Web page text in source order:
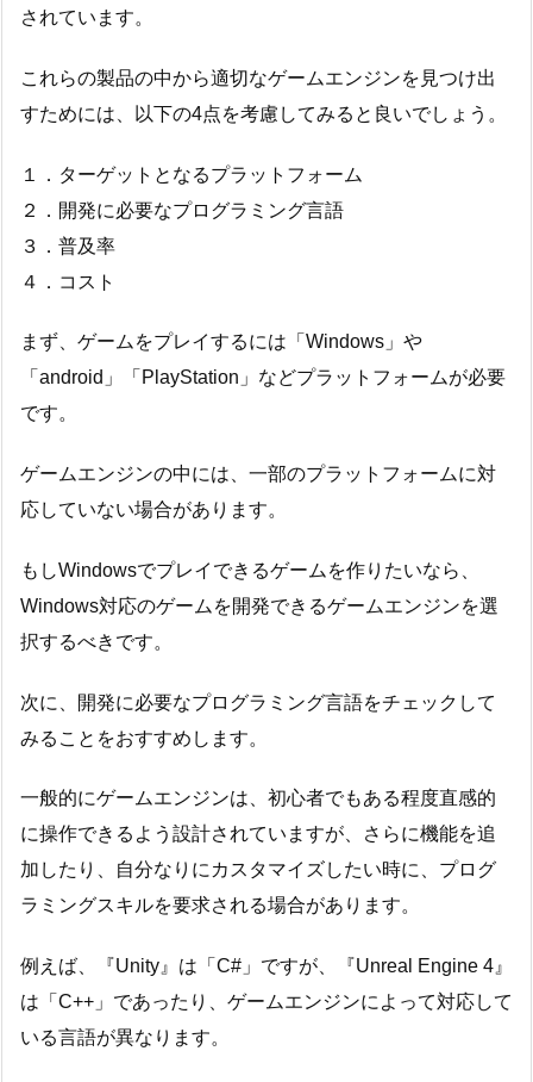
されています。
これらの製品の中から適切なゲームエンジンを見つけ出
すためには、以下の4点を考慮してみると良いでしょう。
１．ターゲットとなるプラットフォーム
２．開発に必要なプログラミング言語
３．普及率
４．コスト
まず、ゲームをプレイするには「Windows」や
「android」「PlayStation」などプラットフォームが必要
です。
ゲームエンジンの中には、一部のプラットフォームに対
応していない場合があります。
もしWindowsでプレイできるゲームを作りたいなら、
Windows対応のゲームを開発できるゲームエンジンを選
択するべきです。
次に、開発に必要なプログラミング言語をチェックして
みることをおすすめします。
一般的にゲームエンジンは、初心者でもある程度直感的
に操作できるよう設計されていますが、さらに機能を追
加したり、自分なりにカスタマイズしたい時に、プログ
ラミングスキルを要求される場合があります。
例えば、『Unity』は「C#」ですが、『Unreal Engine 4』
は「C++」であったり、ゲームエンジンによって対応して
いる言語が異なります。